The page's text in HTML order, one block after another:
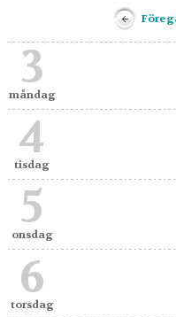
3
måndag
4
tisdag
5
onsdag
6
torsdag